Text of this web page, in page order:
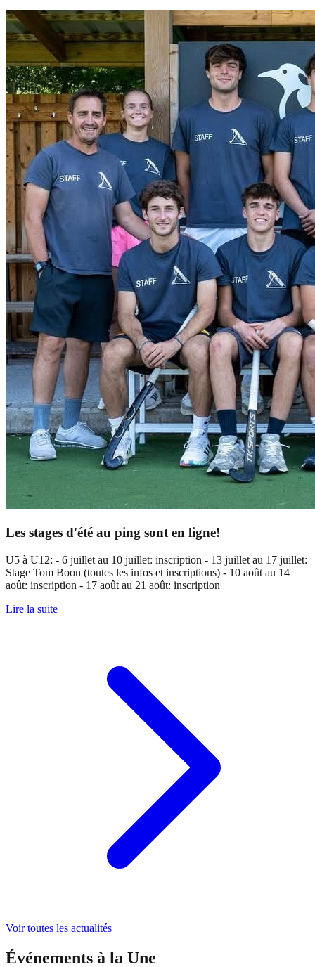
Les stages d'été au ping sont en ligne!
U5 à U12: - 6 juillet au 10 juillet: inscription - 13 juillet au 17 juillet:
Stage Tom Boon (toutes les infos et inscriptions) - 10 août au 14
août: inscription - 17 août au 21 août: inscription
Lire la suite
Voir toutes les actualités
Événements à la Une